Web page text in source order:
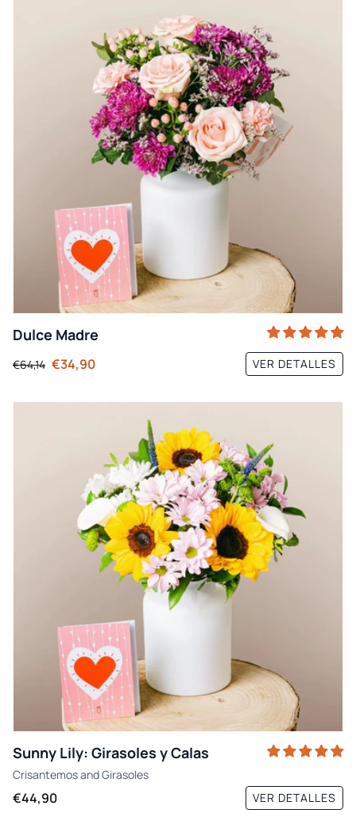
Dulce Madre
€64,14 €34,90 VER DETALLES
Sunny Lily: Girasoles y Calas
CrisantemosandGirasoles
€44,90 VER DETALLES